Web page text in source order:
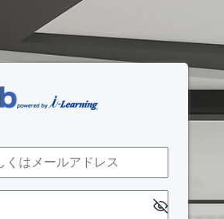
ールアドレス